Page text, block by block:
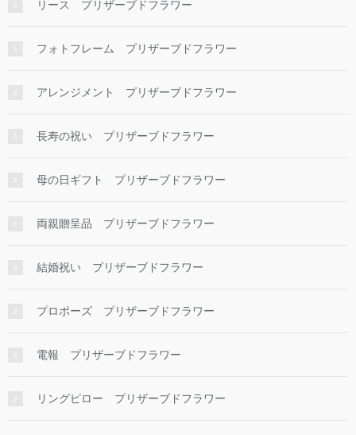
リース プリザーブドフラワー
フォトフレーム プリザーブドフラワー
アレンジメント プリザーブドフラワー
長寿の祝い プリザーブドフラワー
母の日ギフト プリザーブドフラワー
両親贈呈品 プリザーブドフラワー
結婚祝い プリザーブドフラワー
プロポーズ プリザーブドフラワー
電報 プリザーブドフラワー
リングピロー プリザーブドフラワー